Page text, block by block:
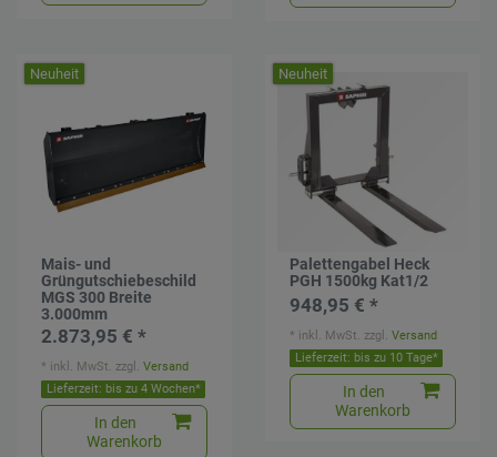
Neuheit
Mais- und
Grüngutschiebeschild
MGS 300 Breite
3.000mm
2.873,95 € *
Lieferzeit: bis zu 4 Wochen*
In den
Warenkorb
* inkl. MwSt. zzgl.Versand
Neuheit
Palettengabel Heck
PGH 1500kg Kat1/2
948,95 € *
Lieferzeit: bis zu 10 Tage*
In den
Warenkorb
* inkl. MwSt. zzgl.Versand